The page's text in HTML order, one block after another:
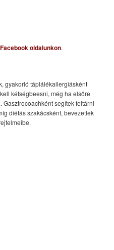
Facebook oldalunkon.
gyakorló táplálékallergiásként
kétségbeesni, még ha elsőre
segítek feltárni
diétás szakácsként, bevezetlek